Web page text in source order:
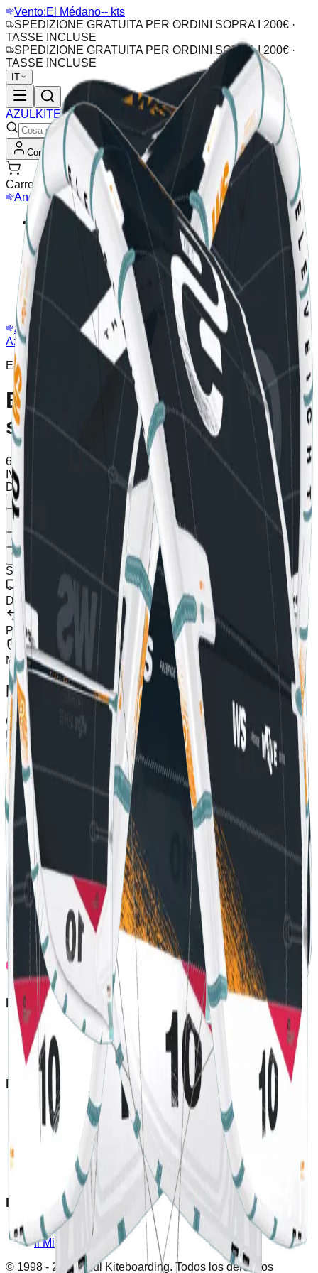
Vento:El Médano-- kts
SPEDIZIONE GRATUITA PER ORDINI SOPRA I 200€ ·
TASSE INCLUSE
SPEDIZIONE GRATUITA PER ORDINI SOPRA I 200€ ·
TASSE INCLUSE
IT
AZULKITEBOARDING
Conto
Carrello
Anemometro
Webcam
Collezioni
Nuova Stagione Outlet Offerte
Accessori KiteBarreAquiloni Tavole Kitesurf
Pads &
Cinghie
Wing & Hydrofoil
Hydrofoil Tavole Wing
Anemometro
Webcam
Azul Kite
Negozio/
Eleveight WSV7 kite 7m segunda mano
Eleveight
Eleveight WSV7 kite 7m
segunda mano
650,00
IVA incl.
Spedizione calcolata al checkout
Disponibile (1 unità), spedizione in 2-5 giorni
-
Compra Ora
Lista dei Desideri
Condividi
SKU
Eleveight WSV7-2
Spedizione Gratuita
Da €100
Resi
Per 30 Giorni
Garanzia
Marchio Ufficiale
Descrizione
Open-C Hybrid performance kite for waves, freeriding and
foiling Stable and stall-free for easy drift and carefree riding
Precise and rapid for smooth tight turning Performs well in
gusts across an enormous wind range Easy piloting and
optimised for single-hand control
Orgogliosamente partner di Eleveight come distributore
ufficiale
info@azulkiteboarding.com +34 678 67 51 70
Partner
sognicanarias.com
Prodotti
Negozio
Outlet
Nuova Stagione
La Nostra Azienda
Contattaci
Chi Siamo
Avviso Legale
Politica sui Cookie
Metodi di Pagamento
Politica di Reso e Rimborso
Il Mio Conto
Accedi
Il Mio Conto
© 1998 - 2026Azul Kiteboarding. Todos los derechos